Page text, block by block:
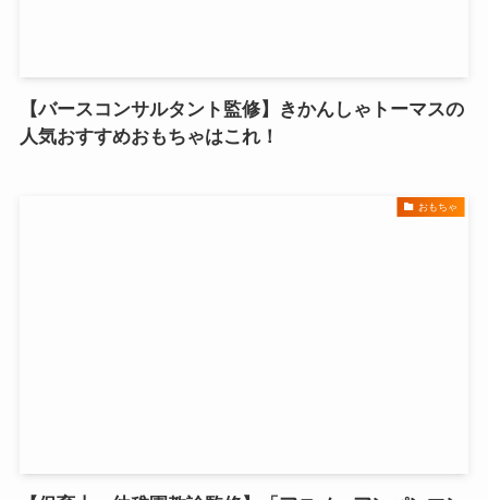
【バースコンサルタント監修】きかんしゃトーマスの
人気おすすめおもちゃはこれ！
おもちゃ